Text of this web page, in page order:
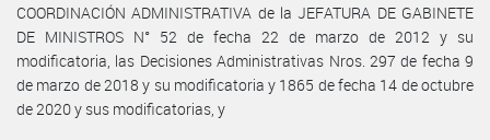
COORDINACIÓN ADMINISTRATIVA de la JEFATURA DE GABINETE
DE MINISTROS N° 52 de fecha 22 de marzo de 2012 y su
modificatoria, las Decisiones Administrativas Nros. 297 de fecha 9
de marzo de 2018 y su modificatoria y 1865 de fecha 14 de octubre
de 2020 y sus modificatorias, y